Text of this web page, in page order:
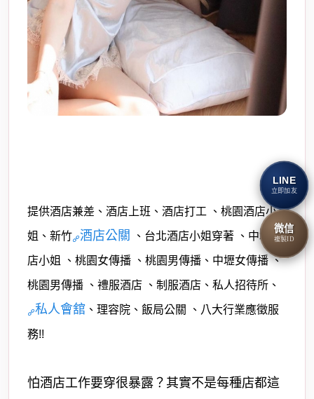
提供酒店兼差、酒店上班、酒店打工 、桃園酒店小
姐、新竹 酒店公關 、台北酒店小姐穿著 、中壢酒
店小姐 、桃園女傳播 、桃園男傳播、中壢女傳播 、
桃園男傳播 、禮服酒店 、制服酒店、私人招待所、
私人會舘 、理容院、飯局公關 、八大行業應徵服
務!!
怕酒店工作要穿很暴露？其實不是每種店都這
LINE
立即加友
微信
複製ID